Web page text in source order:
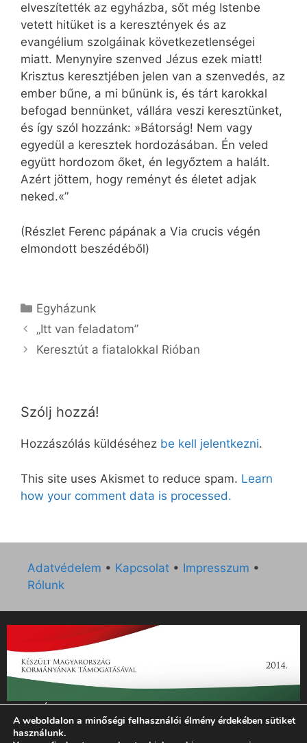
elveszítették az egyházba, sőt még Istenbe
vetett hitüket is a keresztények és az
evangélium szolgáinak következetlenségei
miatt. Menynyire szenved Jézus ezek miatt!
Krisztus keresztjében jelen van a szenvedés, az
ember bűne, a mi bűnünk is, és tárt karokkal
befogad bennünket, vállára veszi keresztünket,
és így szól hozzánk: »Bátorság! Nem vagy
egyedül a keresztek hordozásában. Én veled
együtt hordozom őket, én legyőztem a halált.
Azért jöttem, hogy reményt és életet adjak
neked.«”
(Részlet Ferenc pápának a Via crucis végén
elmondott beszédéből)
Kategória
Egyházunk
„Itt van feladatom”
Keresztút a fiatalokkal Rióban
Szólj hozzá!
Hozzászólás küldéséhez be kell jelentkezni.
This site uses Akismet to reduce spam. Learn
how your comment data is processed.
Adatvédelem • Kapcsolat • Impresszum •
Rólunk
„Az Új Ember katolikus hetilap 2014. évi működésének
támogatását az EGYH-KCP-14-P-0121 sz. támogatási
szerződés keretében 3 000 000 Ft összegben támogatta az
A weboldalon a minőségi felhasználói élmény érdekében sütiket
használunk.